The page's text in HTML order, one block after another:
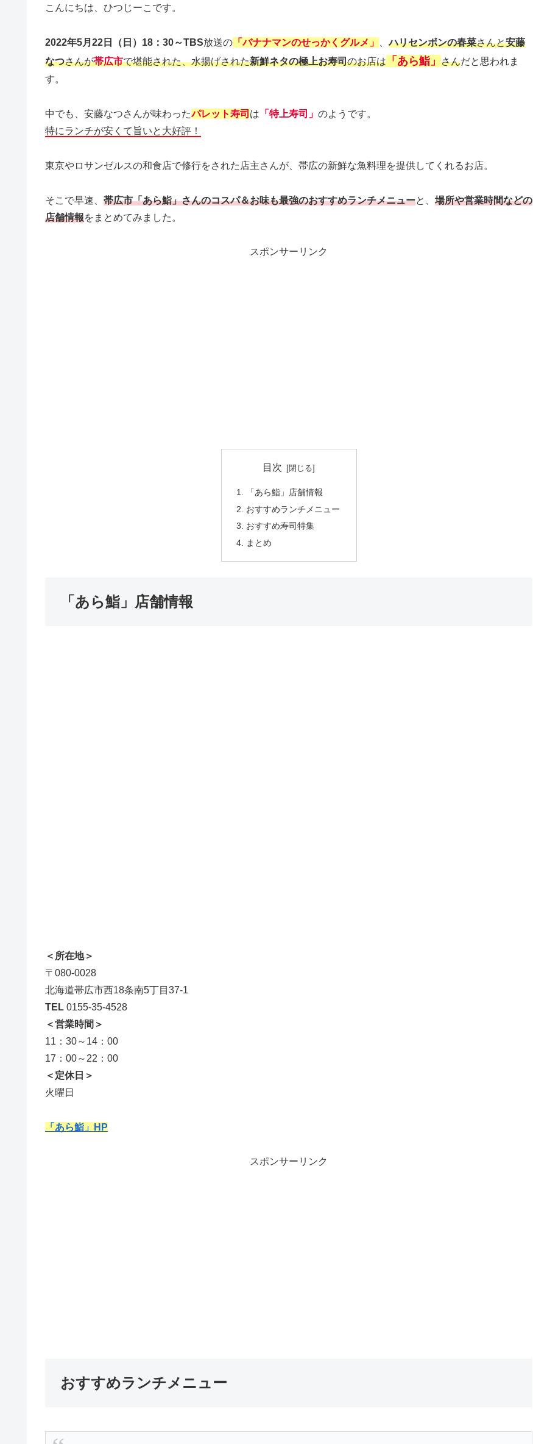
こんにちは、ひつじーこです。
2022年5月22日（日）18：30～TBS放送の 「バナナマンのせっかくグルメ」 、ハリセンボンの春菜さんと安藤
なつさんが帯広市で堪能された、水揚げされた新鮮ネタの極上お寿司のお店は 「あら鮨」 さんだと思われま
す。
中でも、安藤なつさんが味わったパレット寿司 は 「特上寿司」 のようです。
特にランチが安くて旨いと大好評！
東京やロサンゼルスの和食店で修行をされた店主さんが、帯広の新鮮な魚料理を提供してくれるお店。
そこで早速、 帯広市「あら鮨」さんのコスパ＆お味も最強のおすすめランチメニューと、 場所や営業時間などの
店舗情報をまとめてみました。
スポンサーリンク
目次
「あら鮨」店舗情報
おすすめランチメニュー
おすすめ寿司特集
まとめ
「あら鮨」店舗情報
＜所在地＞
〒080-0028
北海道帯広市西18条南5丁目37-1
TEL 0155-35-4528
＜営業時間＞
11：30～14：00
17：00～22：00
＜定休日＞
火曜日
「あら鮨」HP
スポンサーリンク
おすすめランチメニュー